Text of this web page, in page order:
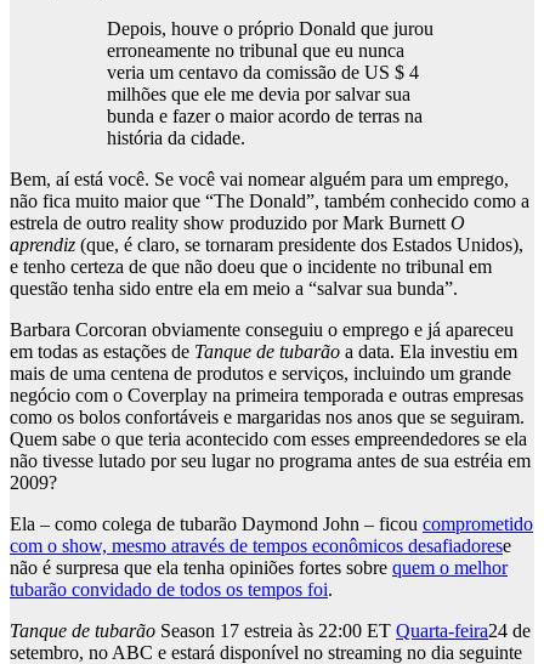
Depois, houve o próprio Donald que jurou
erroneamente no tribunal que eu nunca
veria um centavo da comissão de US $ 4
milhões que ele me devia por salvar sua
bunda e fazer o maior acordo de terras na
história da cidade.
Bem, aí está você. Se você vai nomear alguém para um emprego,
não fica muito maior que “The Donald”, também conhecido como a
estrela de outro reality show produzido por Mark BurnettO
aprendiz (que, é claro, se tornaram presidente dos Estados Unidos),
e tenho certeza de que não doeu que o incidente no tribunal em
questão tenha sido entre ela em meio a “salvar sua bunda”.
Barbara Corcoran obviamente conseguiu o emprego e já apareceu
em todas as estações de Tanque de tubarão a data. Ela investiu em
mais de uma centena de produtos e serviços, incluindo um grande
negócio com o Coverplay na primeira temporada e outras empresas
como os bolos confortáveis e margaridas nos anos que se seguiram.
Quem sabe o que teria acontecido com esses empreendedores se ela
não tivesse lutado por seu lugar no programa antes de sua estréia em
2009?
Ela – como colega de tubarão Daymond John – ficou comprometido
com o show, mesmo através de tempos econômicos desafiadorese
não é surpresa que ela tenha opiniões fortes sobre quem o melhor
tubarão convidado de todos os tempos foi.
Tanque de tubarão Season 17 estreia às 22:00 ET Quarta-feira24 de
setembro, no ABC e estará disponível no streaming no dia seguinte